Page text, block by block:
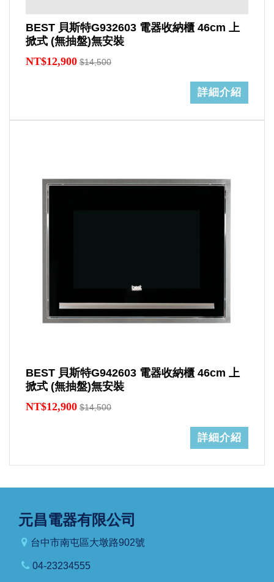
BEST 貝斯特G932603 電器收納櫃 46cm 上
掀式 (無抽盤)無安裝
NT$12,900 $14,500
詳細介紹
BEST 貝斯特G942603 電器收納櫃 46cm 上
掀式 (無抽盤)無安裝
NT$12,900 $14,500
詳細介紹
元昌電器有限公司
台中市南屯區大墩路902號
04-23234555